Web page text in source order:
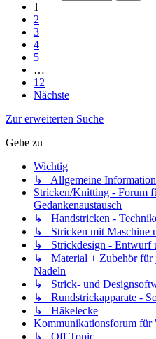
1
2
3
4
5
…
12
Nächste
Zur erweiterten Suche
Gehe zu
Wichtig
↳ Allgemeine
Stricken/Knitting - Forum
Gedankenaustausch
↳ Handstricken -
↳ Stricken mit Maschine
↳ Strickdesign - Entwurf
↳ Material + Zubehör für
Nadeln
↳ Strick- und
↳ Rundstrickapparate -
↳ Häkelecke
Kommunikationsforum für